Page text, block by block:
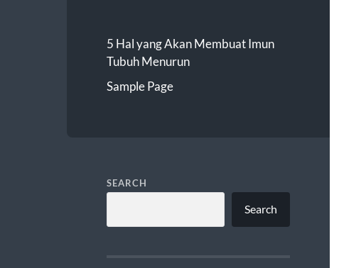
5 Hal yang Akan Membuat Imun
Tubuh Menurun
Sample Page
SEARCH
Search